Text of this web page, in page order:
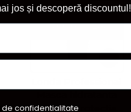
Stoc epuizat
pentru protectia
jos și descoperă discountul!
de confidentialitate